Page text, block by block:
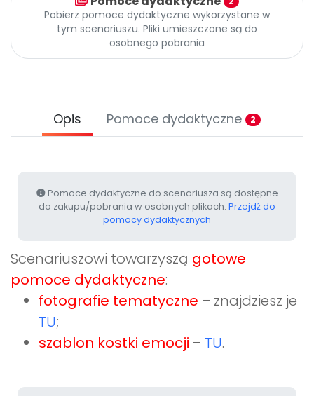
Archiwalne numery
Promocje
Pobierz pomoce dydaktyczne wykorzystane w
tym scenariuszu. Pliki umieszczone są do
osobnego pobrania
Opis Pomoce dydaktyczne 2
Pomoce dydaktyczne do scenariusza są dostępne
do zakupu/pobrania w osobnych plikach. Przejdź do
pomocy dydaktycznych
Scenariuszowi towarzyszą gotowe
pomoce dydaktyczne:
fotografie tematyczne – znajdziesz je
TU;
szablon kostki emocji – TU.